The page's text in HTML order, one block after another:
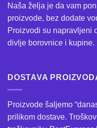
Naša želja je da vam
proizvode, bez dodate
Proizvodi su napravljeni
divlje borovnice i kupine.
DOSTAVA
Proizvode šaljemo
prilikom dostave.